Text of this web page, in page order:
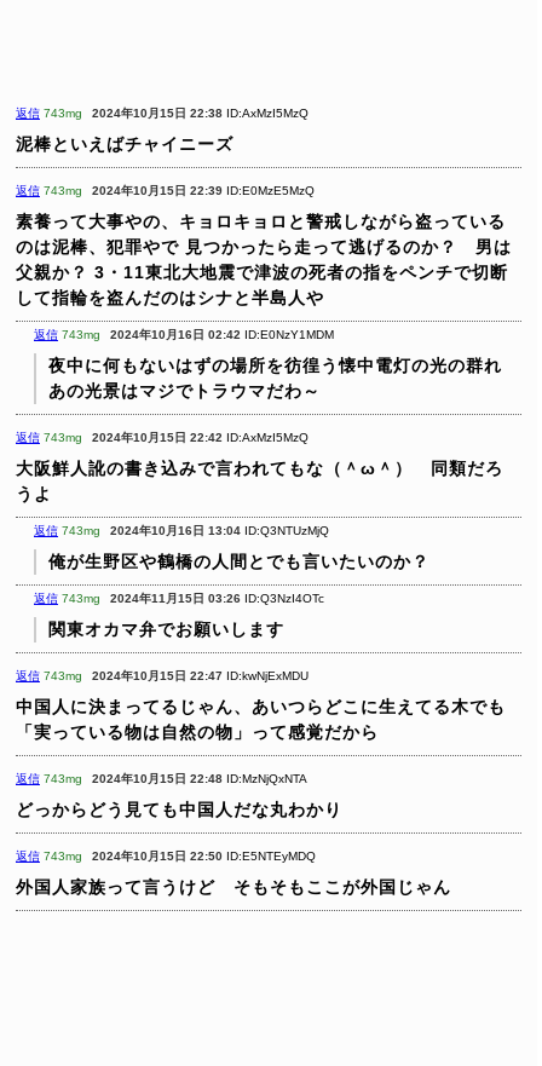
返信 743mg 2024年10月15日 22:38 ID:AxMzI5MzQ
泥棒といえばチャイニーズ
返信 743mg 2024年10月15日 22:39 ID:E0MzE5MzQ
素養って大事やの、キョロキョロと警戒しながら盗っている
のは泥棒、犯罪やで 見つかったら走って逃げるのか？ 男は
父親か？ 3・11東北大地震で津波の死者の指をペンチで切断
して指輪を盗んだのはシナと半島人や
返信 743mg 2024年10月16日 02:42 ID:E0NzY1MDM
夜中に何もないはずの場所を彷徨う懐中電灯の光の群れ
あの光景はマジでトラウマだわ～
返信 743mg 2024年10月15日 22:42 ID:AxMzI5MzQ
大阪鮮人訛の書き込みで言われてもな（＾ω＾） 同類だろ
うよ
返信 743mg 2024年10月16日 13:04 ID:Q3NTUzMjQ
俺が生野区や鶴橋の人間とでも言いたいのか？
返信 743mg 2024年11月15日 03:26 ID:Q3NzI4OTc
関東オカマ弁でお願いします
返信 743mg 2024年10月15日 22:47 ID:kwNjExMDU
中国人に決まってるじゃん、あいつらどこに生えてる木でも
「実っている物は自然の物」って感覚だから
返信 743mg 2024年10月15日 22:48 ID:MzNjQxNTA
どっからどう見ても中国人だな丸わかり
返信 743mg 2024年10月15日 22:50 ID:E5NTEyMDQ
外国人家族って言うけど そもそもここが外国じゃん